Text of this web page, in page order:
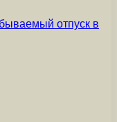
отпуск в